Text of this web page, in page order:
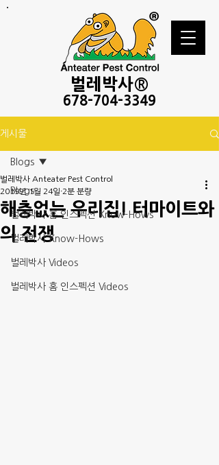
벌레 박사®
678-704-3349
게시물
Blogs
벌레박사 홈 인스펙션 Know-Hows
벌레박사 Know-Hows
벌레박사 Videos
벌레박사 홈 인스펙션 Videos
Blogs
해충없는 우리집! 터마이트와
의 전쟁
벌레박사 Anteater Pest Control
2019년 1월 24일 2분 분량